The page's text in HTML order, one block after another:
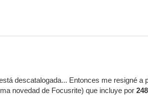
descatalogada... Entonces me resigné a
novedad de Focusrite) que incluye por